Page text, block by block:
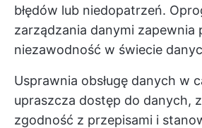
błędów lub niedopatrzeń.
zarządzania danymi zapewnia
niezawodność w świecie
Usprawnia obsługę danych w
upraszcza dostęp do danych,
zgodność z przepisami i